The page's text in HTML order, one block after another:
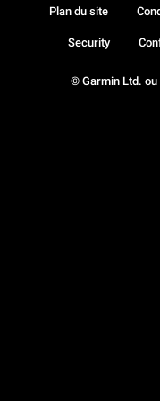
© Garmin Ltd.
Plan du site
Security